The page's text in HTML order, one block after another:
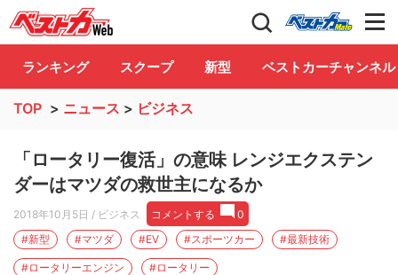
自動車情報誌「ベストカー」 Club
ランキング スクープ 新型 ベストカーチャンネル
TOP > ニュース > ビジネス
「ロータリー復活」の意味 レンジエクステン
ダーはマツダの救世主になるか
2018年10月5日 / ビジネス コメントする
0
#新型
#マツダ #EV #スポーツカー #最新技術
#ロータリーエンジン #ロータリー